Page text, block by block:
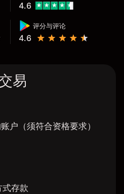
评分与评论
4.6
4.6
易
户（须符合资格要求）
式存款